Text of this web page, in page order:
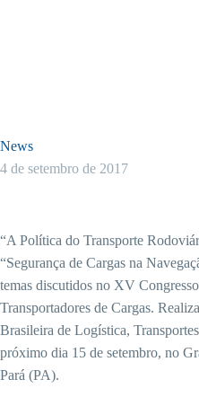
News
4 de setembro de 2017
“A Política do Transporte
“Segurança de Cargas na
temas discutidos no XV
Transportadores de Cargas.
Brasileira de Logística,
próximo dia 15 de setembro, no
Pará (PA).